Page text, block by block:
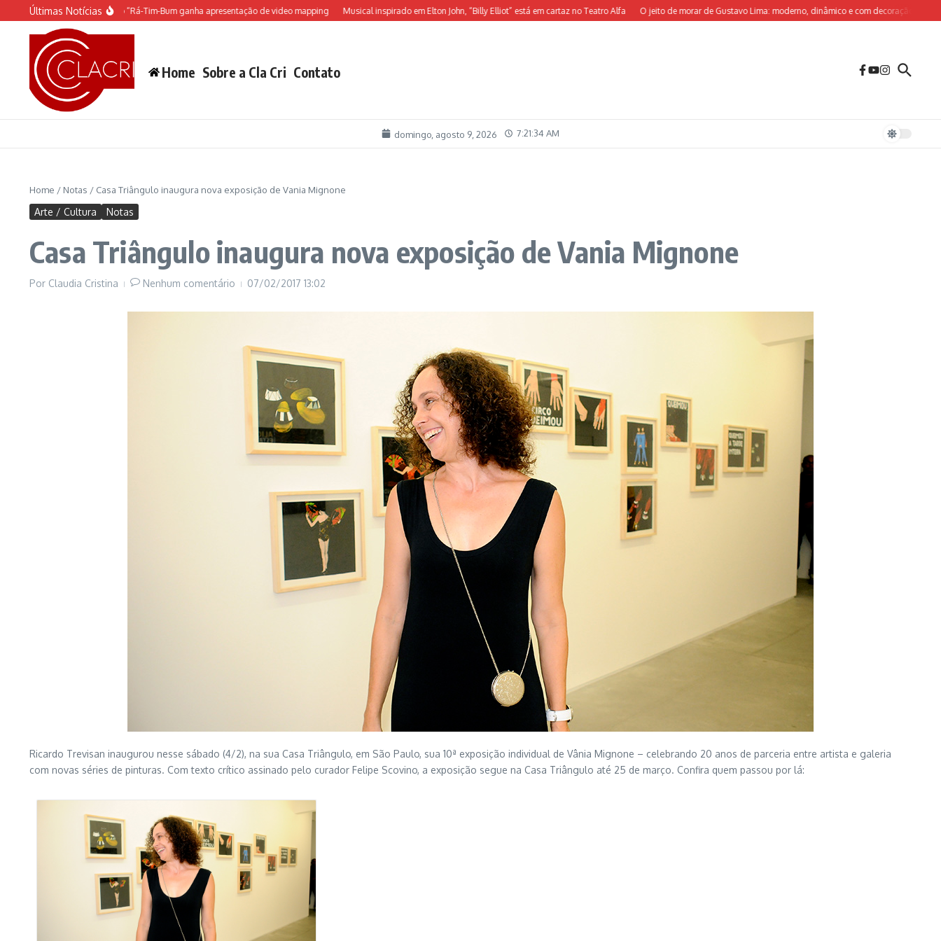
Ir para o conteúdo
Últimas Notícias
O espetáculo do Castelo “Rá-Tim-Bum ganha apresentação de video mapping Musical inspirado em Elton John, “Billy Elliot” está em cartaz no Teatro Alfa O jeito de morar de Gustavo Lima: moderno, dinâmico e com decoração sob
Home Sobre a Cla Cri Contato
domingo, agosto 9, 2026 7:21:35 AM
Home / Notas / Casa Triângulo inaugura nova exposição de Vania Mignone
Arte / Cultura Notas
Casa Triângulo inaugura nova exposição de Vania Mignone
Por Claudia Cristina Nenhum comentário 07/02/2017 13:02
Ricardo Trevisan inaugurou nesse sábado (4/2), na sua Casa Triângulo, em São Paulo, sua 10ª exposição individual de Vânia Mignone – celebrando 20 anos de parceria entre artista e galeria
com novas séries de pinturas. Com texto crítico assinado pelo curador Felipe Scovino, a exposição segue na Casa Triângulo até 25 de março. Confira quem passou por lá: